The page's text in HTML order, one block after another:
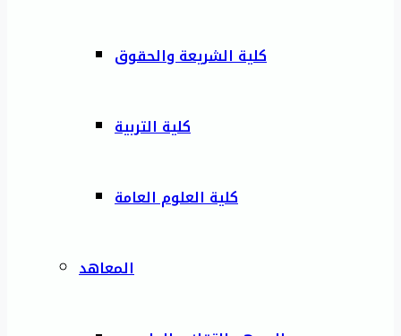
كلية الشريعة والحقوق
كلية التربية
كلية العلوم العامة
المعاهد